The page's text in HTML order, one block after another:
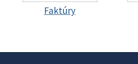
Faktúry